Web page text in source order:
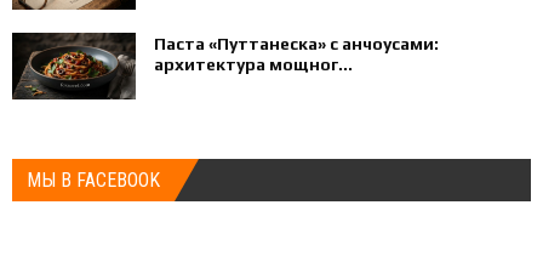
Паста «Путтанеска» с анчоусами:
архитектура мощног...
МЫ В FACEBOOK